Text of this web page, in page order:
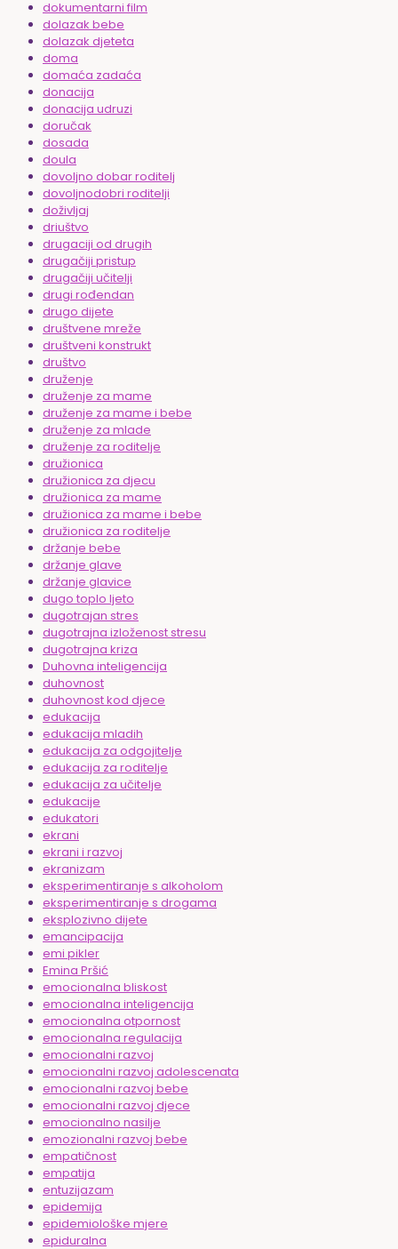
dokumentarni film
dolazak bebe
dolazak djeteta
doma
domaća zadaća
donacija
donacija udruzi
doručak
dosada
doula
dovoljno dobar roditelj
dovoljnodobri roditelji
doživljaj
driuštvo
drugaciji od drugih
drugačiji pristup
drugačiji učitelji
drugi rođendan
drugo dijete
društvene mreže
društveni konstrukt
društvo
druženje
druženje za mame
druženje za mame i bebe
druženje za mlade
druženje za roditelje
družionica
družionica za djecu
družionica za mame
družionica za mame i bebe
družionica za roditelje
držanje bebe
držanje glave
držanje glavice
dugo toplo ljeto
dugotrajan stres
dugotrajna izloženost stresu
dugotrajna kriza
Duhovna inteligencija
duhovnost
duhovnost kod djece
edukacija
edukacija mladih
edukacija za odgojitelje
edukacija za roditelje
edukacija za učitelje
edukacije
edukatori
ekrani
ekrani i razvoj
ekranizam
eksperimentiranje s alkoholom
eksperimentiranje s drogama
eksplozivno dijete
emancipacija
emi pikler
Emina Pršić
emocionalna bliskost
emocionalna inteligencija
emocionalna otpornost
emocionalna regulacija
emocionalni razvoj
emocionalni razvoj adolescenata
emocionalni razvoj bebe
emocionalni razvoj djece
emocionalno nasilje
emozionalni razvoj bebe
empatičnost
empatija
entuzijazam
epidemija
epidemiološke mjere
epiduralna